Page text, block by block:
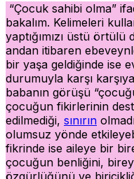
“Çocuk sahibi olma”
bakalım. Kelimeleri
yaptığımızı üstü
andan itibaren
bir yaşa geldiğinde ise
durumuyla karşı
babanın görüşü
çocuğun fikirlerinin
edilmediği, sınırın
olumsuz yönde
fikrinde ise aileye bir
çocuğun benliğini,
özgürlüğünü ve